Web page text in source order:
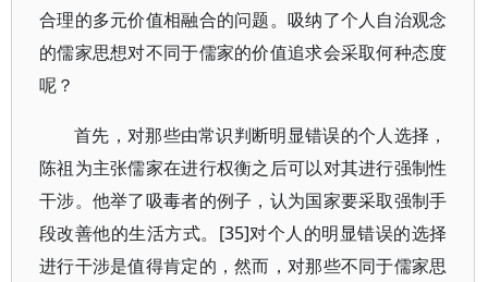
合理的多元价值相融合的问题。吸纳了个人自治观念
的儒家思想对不同于儒家的价值追求会采取何种态度
呢？
首先，对那些由常识判断明显错误的个人选择，
陈祖为主张儒家在进行权衡之后可以对其进行强制性
干涉。他举了吸毒者的例子，认为国家要采取强制手
段改善他的生活方式。[35]对个人的明显错误的选择
进行干涉是值得肯定的，然而，对那些不同于儒家思